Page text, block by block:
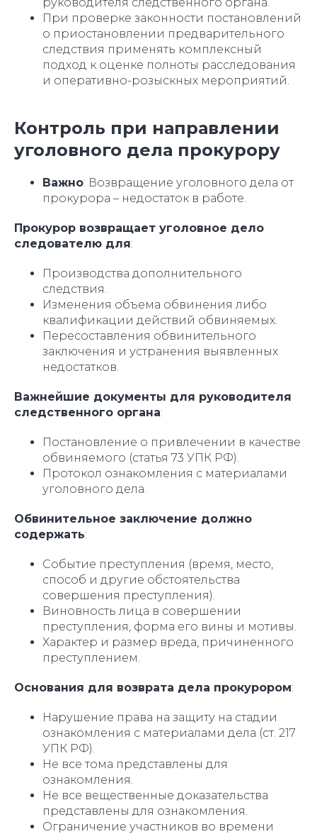
При проверке законности постановлений
о приостановлении предварительного
следствия применять комплексный
подход к оценке полноты расследования
и оперативно-розыскных мероприятий.
Контроль при направлении
уголовного дела прокурору
Важно: Возвращение уголовного дела от
прокурора – недостаток в работе.
Прокурор возвращает уголовное дело
следователю для:
Производства дополнительного
следствия.
Изменения объема обвинения либо
квалификации действий обвиняемых.
Пересоставления обвинительного
заключения и устранения выявленных
недостатков.
Важнейшие документы для руководителя
следственного органа:
Постановление о привлечении в качестве
обвиняемого (статья 73 УПК РФ).
Протокол ознакомления с материалами
уголовного дела.
Обвинительное заключение должно
содержать:
Событие преступления (время, место,
способ и другие обстоятельства
совершения преступления).
Виновность лица в совершении
преступления, форма его вины и мотивы.
Характер и размер вреда, причиненного
преступлением.
Основания для возврата дела прокурором:
Нарушение права на защиту на стадии
ознакомления с материалами дела (ст. 217
УПК РФ).
Не все тома представлены для
ознакомления.
Не все вещественные доказательства
представлены для ознакомления.
Ограничение участников во времени